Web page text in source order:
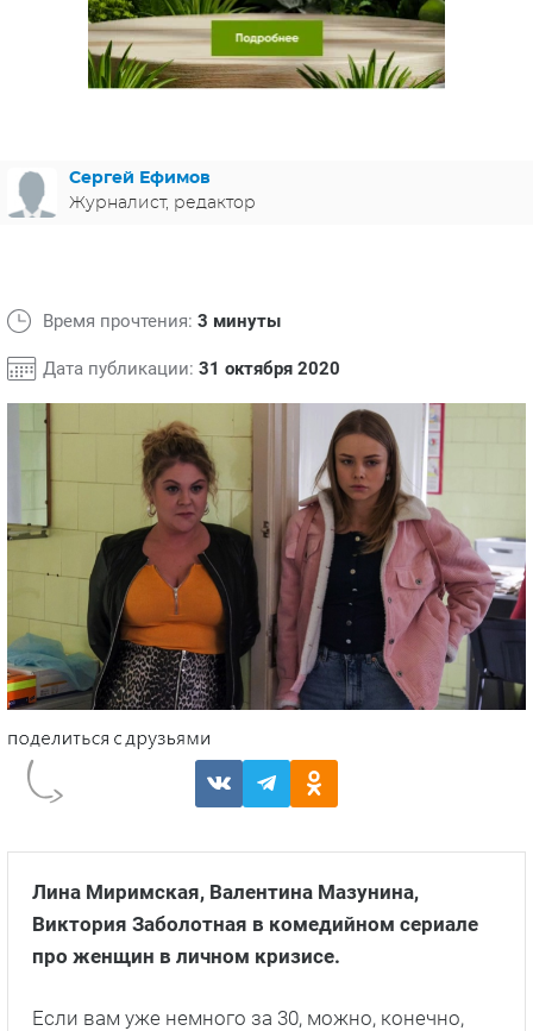
МЕЛОДРАМЫ
ИСПАНИЯ
ФРАНЦИЯ
СВЕТСКИЕ НОВОСТИ
Сергей Ефимов
Журналист, редактор
Время прочтения: 3 минуты
Дата публикации: 31 октября 2020
Лина Миримская, Валентина Мазунина,
Виктория Заболотная в комедийном сериале
про женщин в личном кризисе.
Если вам уже немного за 30, можно, конечно,